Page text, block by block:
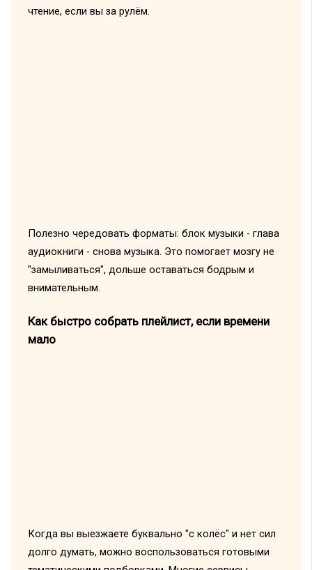
чтение, если вы за рулём.
Полезно чередовать форматы: блок музыки - глава
аудиокниги - снова музыка. Это помогает мозгу не
"замыливаться", дольше оставаться бодрым и
внимательным.
Как быстро собрать плейлист, если времени
мало
Когда вы выезжаете буквально "с колёс" и нет сил
долго думать, можно воспользоваться готовыми